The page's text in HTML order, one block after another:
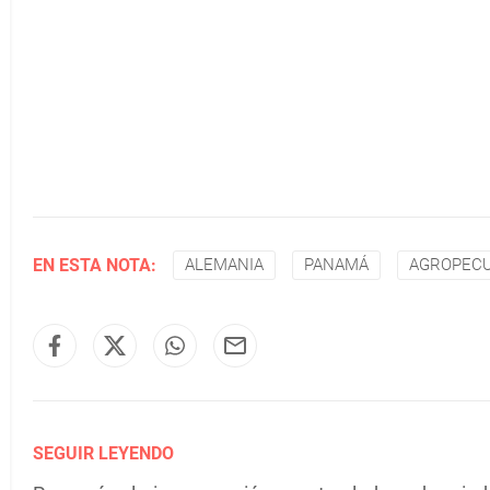
EN ESTA NOTA: ALEMANIA PANAMÁ
SEGUIR LEYENDO